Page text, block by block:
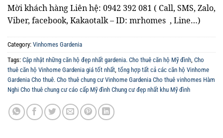
Mời khách hàng Liên hệ: 0942 392 081 ( Call, SMS, Zalo,
Viber, facebook, Kakaotalk – ID: mrhomes , Line…)
Category: Vinhomes Gardenia
Tags: Cập nhật những căn hộ đẹp nhất gardenia. Cho thuê căn hộ Mỹ đình, Cho
thuê căn hộ Vinhome Gardenia giá tốt nhất, tổng hợp tất cả các căn hộ Vinhome
Gardenia Cho thuê. Cho thuê chung cư Vinhome Gardenia Cho thuê vinhomes Hàm
Nghi Cho thuê chung cư cáo cấp Mỹ đình Chung cư đẹp nhất khu Mỹ đình